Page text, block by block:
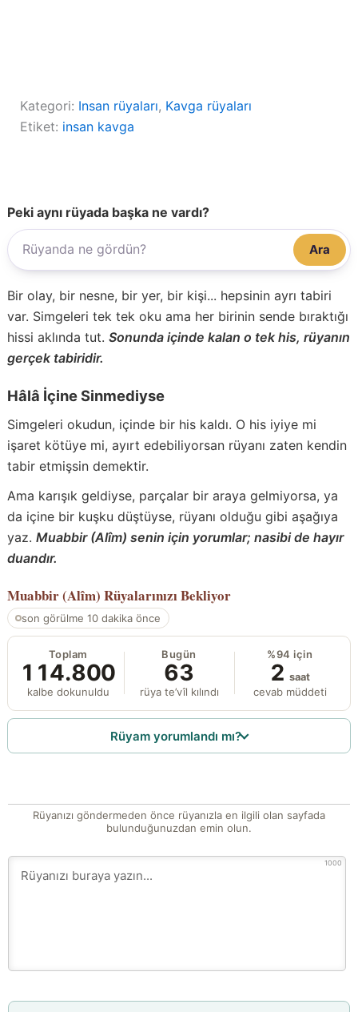
Kategori: Insan rüyaları, Kavga rüyaları
Etiket: insan kavga
Peki aynı rüyada başka ne vardı?
Ara
Bir olay, bir nesne, bir yer, bir kişi... hepsinin ayrı tabiri
var. Simgeleri tek tek oku ama her birinin sende bıraktığı
hissi aklında tut. Sonunda içinde kalan o tek his, rüyanın
gerçek tabiridir.
Hâlâ İçine Sinmediyse
Simgeleri okudun, içinde bir his kaldı. O his iyiye mi
işaret kötüye mi, ayırt edebiliyorsan rüyanı zaten kendin
tabir etmişsin demektir.
Ama karışık geldiyse, parçalar bir araya gelmiyorsa, ya
da içine bir kuşku düştüyse, rüyanı olduğu gibi aşağıya
yaz. Muabbir (Alîm) senin için yorumlar; nasibi de hayır
duandır.
Muabbir (Alîm) Rüyalarınızı Bekliyor
son görülme 10 dakika önce
Toplam
114.800
kalbe dokunuldu
Bugün
63
rüya te’vîl kılındı
%94 için
2 saat
cevab müddeti
Rüyam yorumlandı mı?
Rüyanızı göndermeden önce rüyanızla en ilgili olan sayfada
bulunduğunuzdan emin olun.
1000